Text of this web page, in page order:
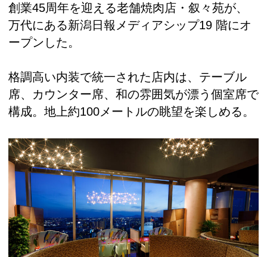
創業45周年を迎える老舗焼肉店・叙々苑が、
万代にある新潟日報メディアシップ19 階にオ
ープンした。
格調高い内装で統一された店内は、テーブル
席、カウンター席、和の雰囲気が漂う個室席で
構成。地上約100メートルの眺望を楽しめる。